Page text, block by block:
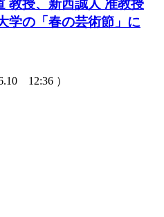
教授、新西誠人 准教授
学の「春の芸術節」に
12:36 ）